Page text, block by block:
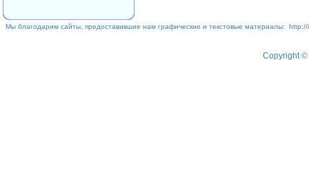
Мы благодарим сайты, предоставившие нам графические и текстовые материалы: http://
Copyright ©